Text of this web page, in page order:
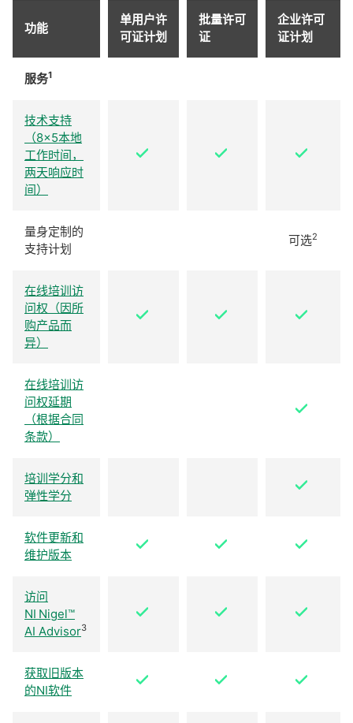
功能
单用户许
可证计划
批量许可
证
企业许可
证计划
服务1
技术支持
（8×5本地
工作时间，
两天响应时
间）
量身定制的
支持计划
可选2
在线培训访
问权（因所
购产品而
异）
在线培训访
问权延期
（根据合同
条款）
培训学分和
弹性学分
软件更新和
维护版本
访问
NI Nigel™
AI Advisor3
获取旧版本
的NI软件